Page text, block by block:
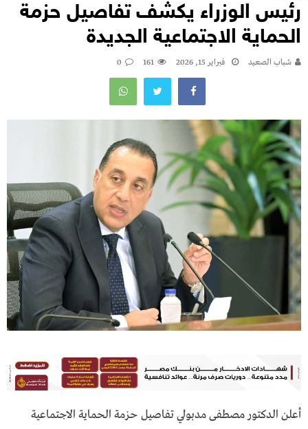
رئيس الوزراء يكشف تفاصيل حزمة
الحماية الاجتماعية الجديدة
شباب الصعيد فبراير 15, 2026 161
0
أعلن الدكتور مصطفى مدبولي تفاصيل حزمة الحماية الاجتماعية